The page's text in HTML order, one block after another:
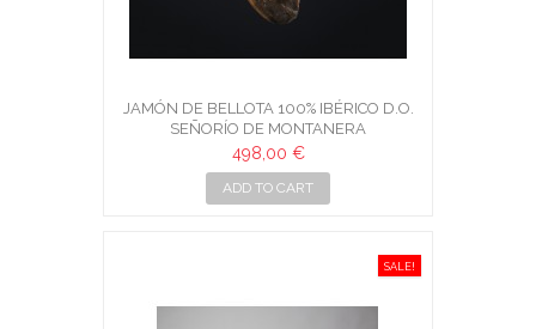
JAMÓN DE BELLOTA 100% IBÉRICO D.O.
SEÑORÍO DE MONTANERA
498,00 €
ADD TO CART
SALE!